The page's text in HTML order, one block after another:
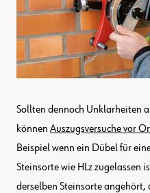
Sollten dennoch Unklarheiten
können Auszugsversuche vor
Beispiel wenn ein Dübel für
Steinsorte wie HLz zugelassen
derselben Steinsorte angehört,